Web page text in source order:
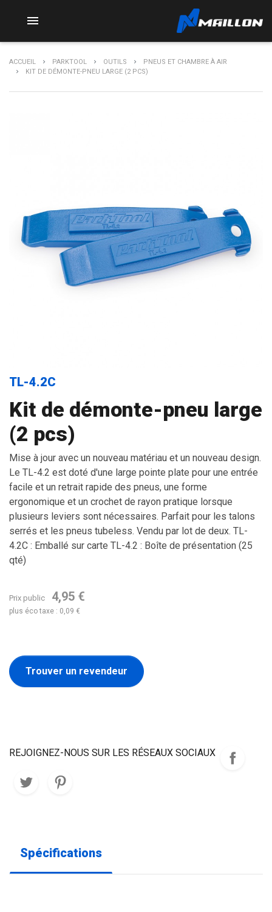

ACCUEIL PARKTOOL OUTILS
PNEUS ET CHAMBRE À AIR
KIT DE DÉMONTE-PNEU LARGE (2 PCS)
TL-4.2C
Kit de démonte-pneu large
(2 pcs)
Mise à jour avec un nouveau matériau et un nouveau design.
Le TL-4.2 est doté d'une large pointe plate pour une entrée
facile et un retrait rapide des pneus, une forme
ergonomique et un crochet de rayon pratique lorsque
plusieurs leviers sont nécessaires. Parfait pour les talons
serrés et les pneus tubeless. Vendu par lot de deux. TL-
4.2C : Emballé sur carte TL-4.2 : Boîte de présentation (25
qté)
Prix public 4,95 €
plus éco taxe : 0,09 €
Trouver un revendeur
REJOIGNEZ-NOUS SUR LES RÉSEAUX SOCIAUX
Spécifications